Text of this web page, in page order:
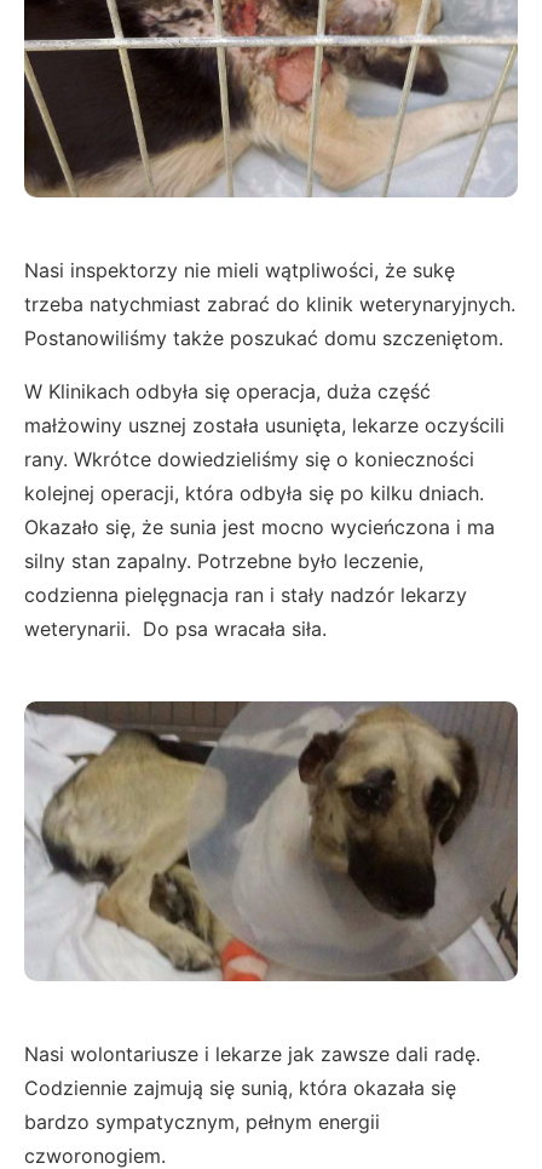
Nasi inspektorzy nie mieli wątpliwości, że sukę
trzeba natychmiast zabrać do klinik weterynaryjnych.
Postanowiliśmy także poszukać domu szczeniętom.
W Klinikach odbyła się operacja, duża część
małżowiny usznej została usunięta, lekarze oczyścili
rany. Wkrótce dowiedzieliśmy się o konieczności
kolejnej operacji, która odbyła się po kilku dniach.
Okazało się, że sunia jest mocno wycieńczona i ma
silny stan zapalny. Potrzebne było leczenie,
codzienna pielęgnacja ran i stały nadzór lekarzy
weterynarii. Do psa wracała siła.
Nasi wolontariusze i lekarze jak zawsze dali radę.
Codziennie zajmują się sunią, która okazała się
bardzo sympatycznym, pełnym energii
czworonogiem.